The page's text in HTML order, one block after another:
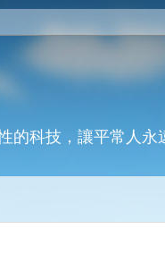
科技，讓平常人永